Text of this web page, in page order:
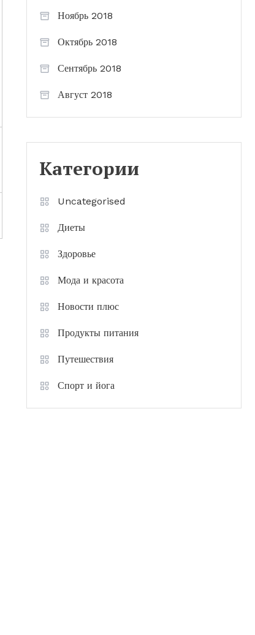
Ноябрь 2018
Октябрь 2018
Сентябрь 2018
Август 2018
Категории
Uncategorised
Диеты
Здоровье
Мода и красота
Новости плюс
Продукты питания
Путешествия
Спорт и йога